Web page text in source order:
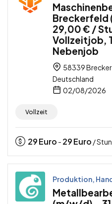
Breckerfeld
29,00 € /
Vollzeitjob,
Nebenjob
58339
Deutschland
02/08/2026
Vollzeit
29Euro - 29Euro /
Produktion,